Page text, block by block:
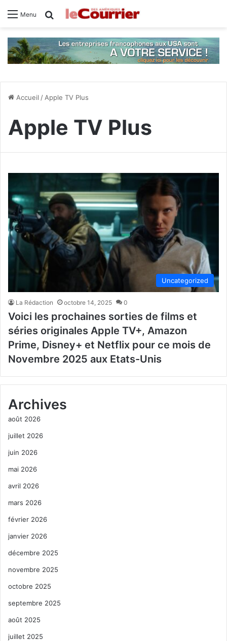
Menu Rechercher
Accueil / Apple TV Plus
Apple TV Plus
Uncategorized
La Rédaction octobre 14, 2025 0
Voici les prochaines sorties de films et
séries originales Apple TV+, Amazon
Prime, Disney+ et Netflix pour ce mois de
Novembre 2025 aux Etats-Unis
Archives
août 2026
juillet 2026
juin 2026
mai 2026
avril 2026
mars 2026
février 2026
janvier 2026
décembre 2025
novembre 2025
octobre 2025
septembre 2025
août 2025
juillet 2025